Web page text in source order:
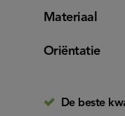
Materiaal
Oriëntatie
De beste